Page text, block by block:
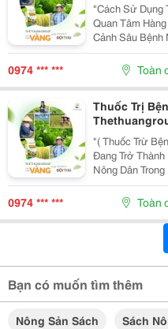
"Cách Sử Dụng
Quan Tâm
Cảnh Sâu
Thường Và Yêu
Một Khắt Khe.
Diệt Trừ...
0974 *** *** Toàn
Thuốc Trị
"( Thuốc Trừ
Đang Trở
Nông Dân
Càng Ưu Tiên
Không Chỉ
Bệnh,...
0974 *** *** Toàn
Bạn có muốn tìm thêm
Nông Sản Sách Sách